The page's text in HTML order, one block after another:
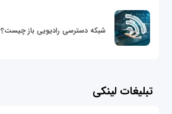
شبکه دسترسی رادیویی باز چیست؟
تبلیغات لینکی